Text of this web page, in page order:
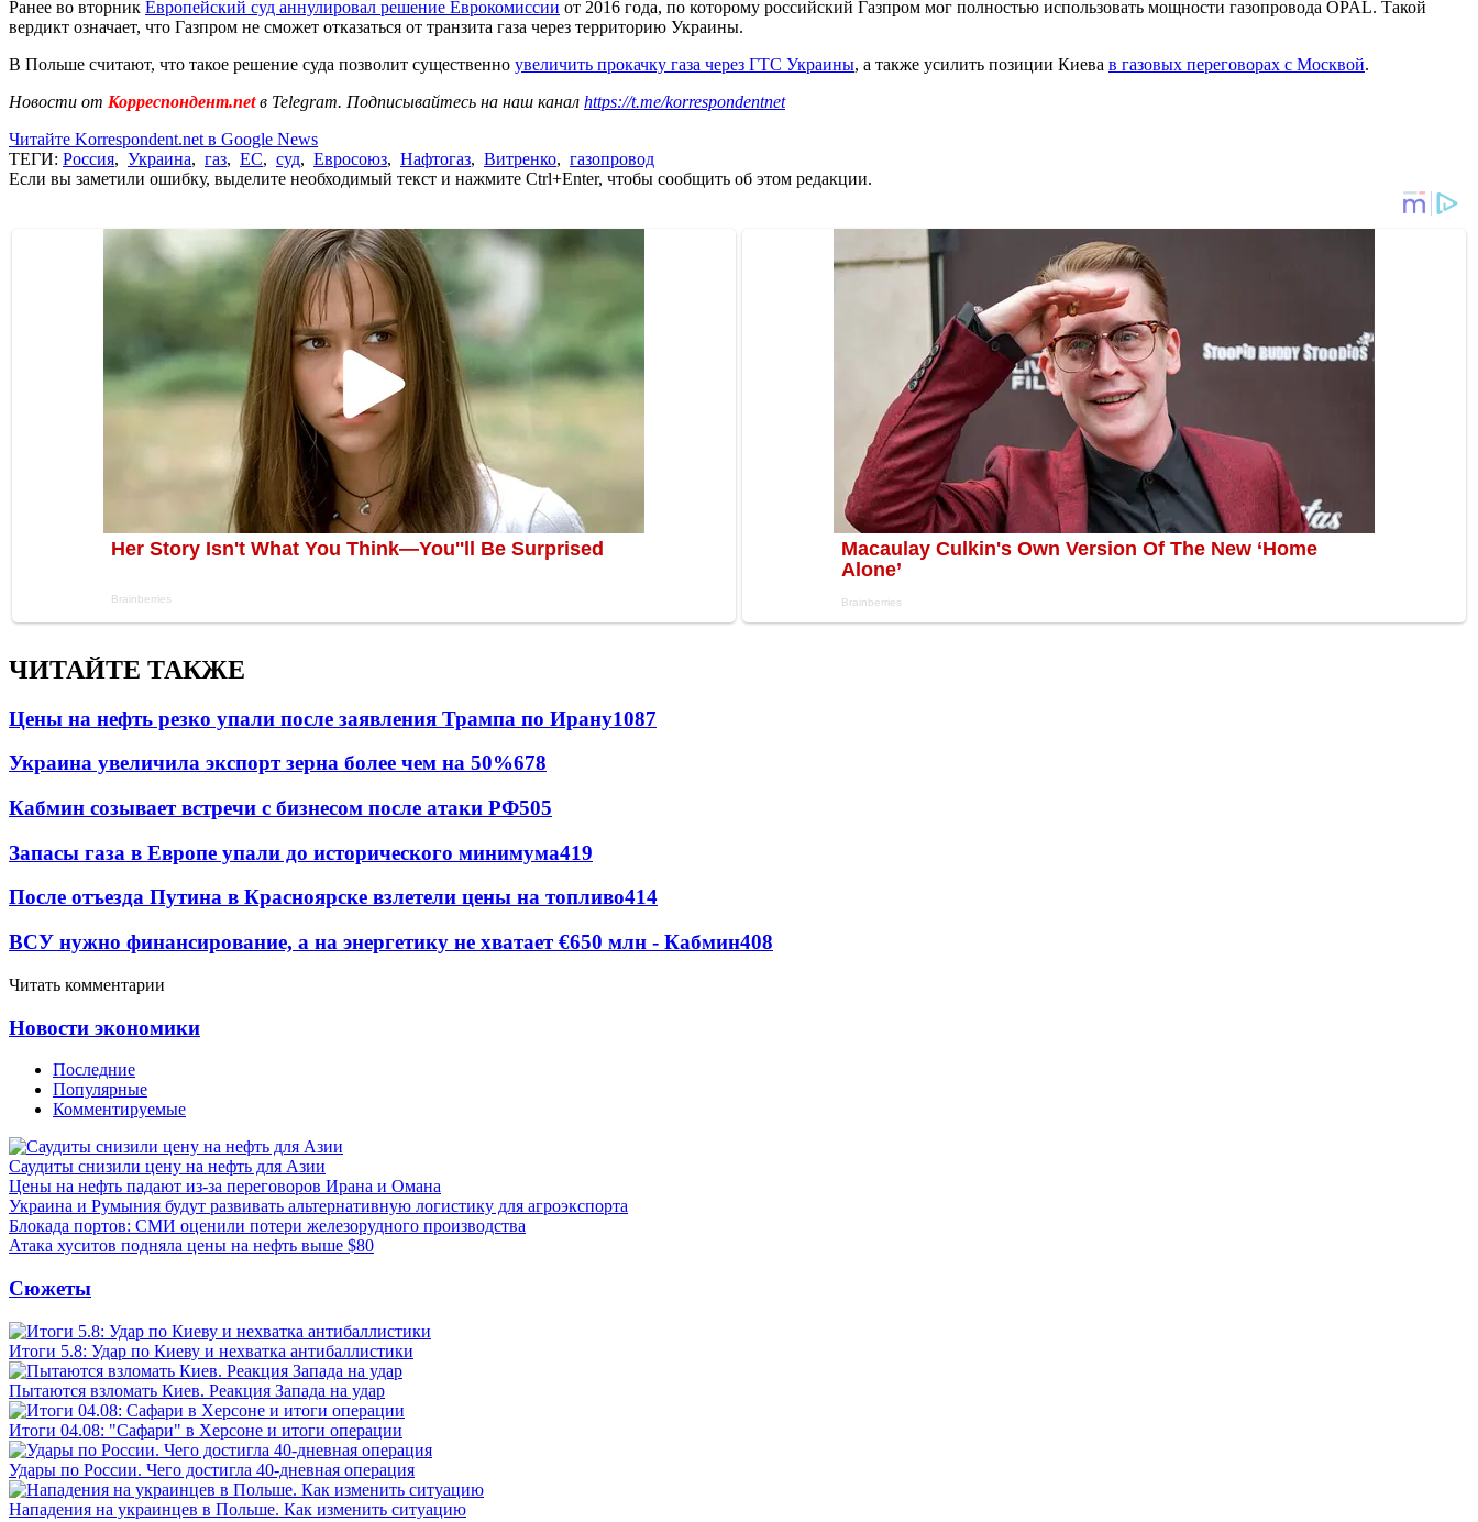
Ранее во вторник Европейский суд аннулировал решение Еврокомиссии от 2016 года, по которому российский Газпром мог полностью использовать мощности газопровода OPAL. Такой
вердикт означает, что Газпром не сможет отказаться от транзита газа через территорию Украины.
В Польше считают, что такое решение суда позволит существенно увеличить прокачку газа через ГТС Украины, а также усилить позиции Киева в газовых переговорах с Москвой.
Новости от Корреспондент.netв Telegram. Подписывайтесь на наш канал https://t.me/korrespondentnet
Читайте Korrespondent.net в Google News
ТЕГИ: Россия, Украина, газ, ЕС, суд, Евросоюз, Нафтогаз, Витренко, газопровод
Если вы заметили ошибку, выделите необходимый текст и нажмите Ctrl+Enter, чтобы сообщить об этом редакции.
ЧИТАЙТЕ ТАКЖЕ
Цены на нефть резко упали после заявления Трампа по Ирану1087
Украина увеличила экспорт зерна более чем на 50%678
Кабмин созывает встречи с бизнесом после атаки РФ505
Запасы газа в Европе упали до исторического минимума419
После отъезда Путина в Красноярске взлетели цены на топливо414
ВСУ нужно финансирование, а на энергетику не хватает €650 млн - Кабмин408
Читать комментарии
Новости экономики
Последние
Популярные
Комментируемые
Саудиты снизили цену на нефть для Азии
Цены на нефть падают из-за переговоров Ирана и Омана
Украина и Румыния будут развивать альтернативную логистику для агроэкспорта
Блокада портов: СМИ оценили потери железорудного производства
Атака хуситов подняла цены на нефть выше $80
Сюжеты
Итоги 5.8: Удар по Киеву и нехватка антибаллистики
Пытаются взломать Киев. Реакция Запада на удар
Итоги 04.08: "Сафари" в Херсоне и итоги операции
Удары по России. Чего достигла 40-дневная операция
Нападения на украинцев в Польше. Как изменить ситуацию